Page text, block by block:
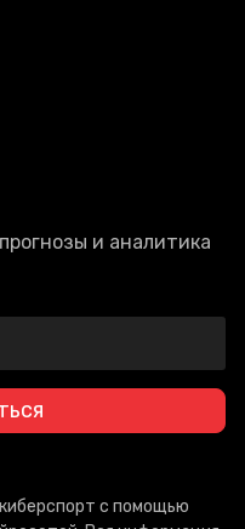
и аналитика
с помощью